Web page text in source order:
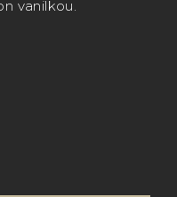
vanilkou.